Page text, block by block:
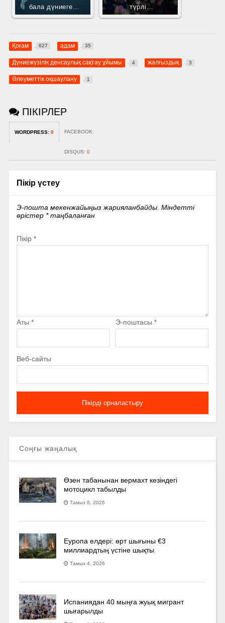
бала дүниеге…
түрлі…
Қоғам 627 адам 35
Дүниежүзілік денсаулық сақтау ұйымы 4 жалғыздық 3
Әлеуметтік оқшаулану 1
ПІКІРЛЕР
WORDPRESS: 0 FACEBOOK:
DISQUS: 0
Пікір үстеу
Э-пошта мекенжайыңыз жарияланбайды. Міндетті
өрістер *таңбаланған
Пікір *
Аты * Э-поштасы *
Веб-сайты
Соңғы жаңалық
Өзен табанынан вермахт кезіндегі
мотоцикл табылды
Тамыз 8, 2026
Еуропа елдері: өрт шығыны €3
миллиардтың үстіне шықты
Тамыз 4, 2026
Испаниядан 40 мыңға жуық мигрант
шығарылды